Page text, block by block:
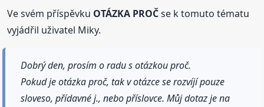
Ve svém příspěvku OTÁZKA PROČse k tomuto tématu
vyjádřil uživatel Miky.
Dobrý den, prosím o radu s otázkou proč.
Pokud je otázka proč, tak v otázce se rozvíjí pouze
sloveso, přídavné j., nebo příslovce. Můj dotaz je na